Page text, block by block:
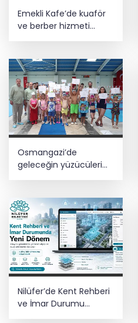
Emekli Kafe’de kuaför
ve berber hizmeti
Osmangazi’de
geleceğin yüzücüleri
Nilüfer’de Kent Rehberi
ve İmar Durumu
Sorgulama yenilendi